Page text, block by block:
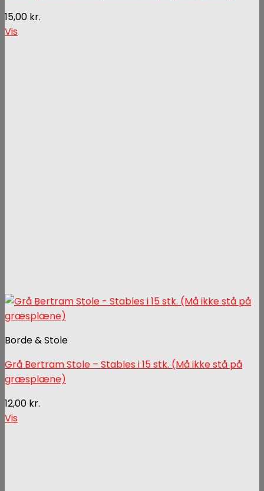
15,00 kr.
Vis
Borde & Stole
Grå Bertram Stole – Stables i 15 stk. (Må ikke stå på
græsplæne)
12,00 kr.
Vis